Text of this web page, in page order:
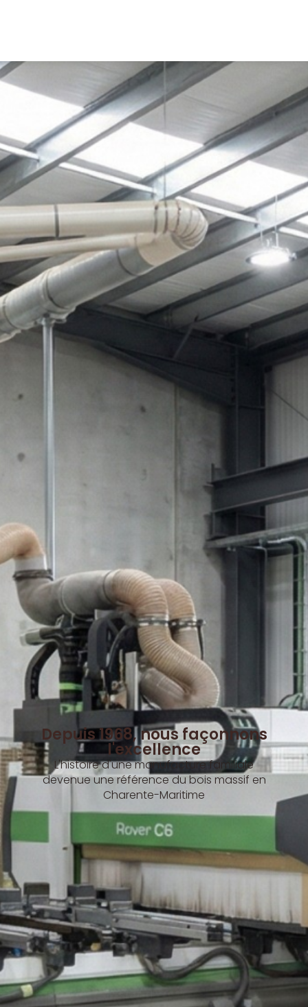
Depuis 1968, nous façonnons
l'excellence
L'histoire d'une manufacture familiale
devenue une référence du bois massif en
Charente-Maritime